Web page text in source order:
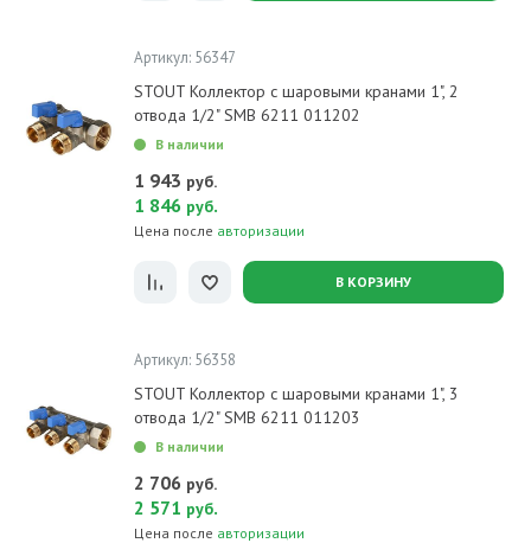
Артикул: 56347
STOUT Коллектор с шаровыми кранами 1", 2
отвода 1/2" SMB 6211 011202
В наличии
1 943 руб.
1 846 руб.
Цена после авторизации
В КОРЗИНУ
Артикул: 56358
STOUT Коллектор с шаровыми кранами 1", 3
отвода 1/2" SMB 6211 011203
В наличии
2 706 руб.
2 571 руб.
Цена после авторизации